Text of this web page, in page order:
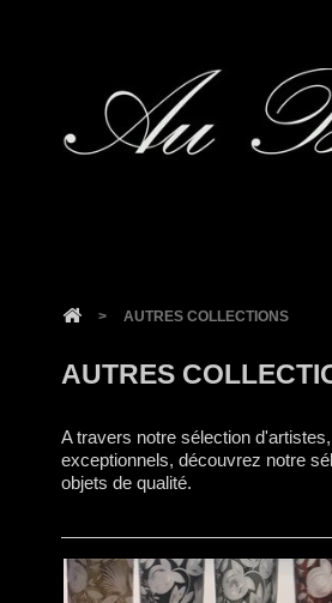
> AUTRES COLLECTIONS
AUTRES
A travers notre sélection
exceptionnels, découvrez notre
objets de qualité.